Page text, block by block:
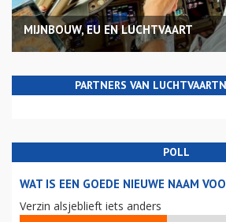
MIJNBOUW, EU EN LUCHTVAART
PARTNERS VAN
POLL
WAT IS EEN GOEDE NIEUWE NAAM
Verzin alsjeblieft iets anders